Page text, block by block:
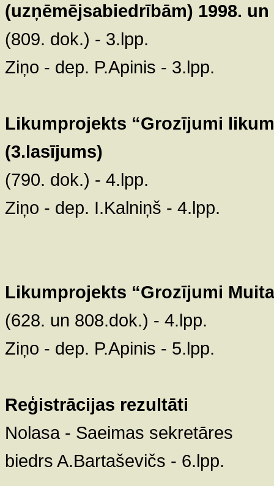
(uzņēmējsabiedrībām) 1998.
(809. dok.) - 3.lpp.
Ziņo - dep. P.Apinis - 3.lpp.
Likumprojekts “Grozījumi
(3.lasījums)
(790. dok.) - 4.lpp.
Ziņo - dep. I.Kalniņš - 4.lpp.
Likumprojekts “Grozījumi
(628. un 808.dok.) - 4.lpp.
Ziņo - dep. P.Apinis - 5.lpp.
Reģistrācijas rezultāti
Nolasa - Saeimas sekretāres
biedrs A.Bartaševičs - 6.lpp.